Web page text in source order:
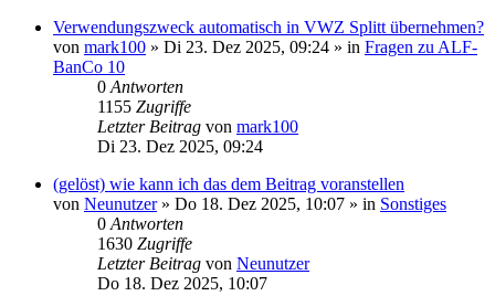
Verwendungszweck automatisch in VWZ Splitt übernehmen?
von mark100 » Di 23. Dez 2025, 09:24 » in Fragen zu ALF-
BanCo 10
0 Antworten
1155 Zugriffe
Letzter Beitrag von mark100
Di 23. Dez 2025, 09:24
(gelöst) wie kann ich das dem Beitrag voranstellen
von Neunutzer» Do 18. Dez 2025, 10:07 » in Sonstiges
0 Antworten
1630 Zugriffe
Letzter Beitrag von Neunutzer
Do 18. Dez 2025, 10:07